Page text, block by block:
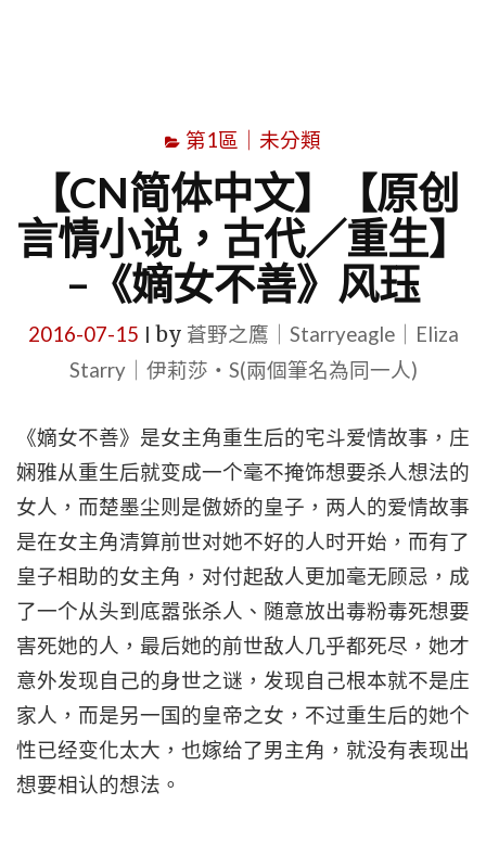
第1區｜未分類
【CN简体中文】【原创
言情小说，古代／重生】
–《嫡女不善》风珏
2016-07-15 by 蒼野之鷹｜Starryeagle｜Eliza
Starry｜伊莉莎・S(兩個筆名為同一人)
《嫡女不善》是女主角重生后的宅斗爱情故事，庄
娴雅从重生后就变成一个毫不掩饰想要杀人想法的
女人，而楚墨尘则是傲娇的皇子，两人的爱情故事
是在女主角清算前世对她不好的人时开始，而有了
皇子相助的女主角，对付起敌人更加毫无顾忌，成
了一个从头到底嚣张杀人、随意放出毒粉毒死想要
害死她的人，最后她的前世敌人几乎都死尽，她才
意外发现自己的身世之谜，发现自己根本就不是庄
家人，而是另一国的皇帝之女，不过重生后的她个
性已经变化太大，也嫁给了男主角，就没有表现出
想要相认的想法。